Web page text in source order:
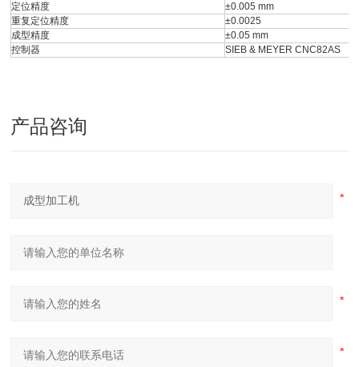
定位精度
±0.005 mm
重复定位精度
±0.0025
成型精度
±0.05 mm
控制器
SIEB & MEYER CNC82AS
产品咨询